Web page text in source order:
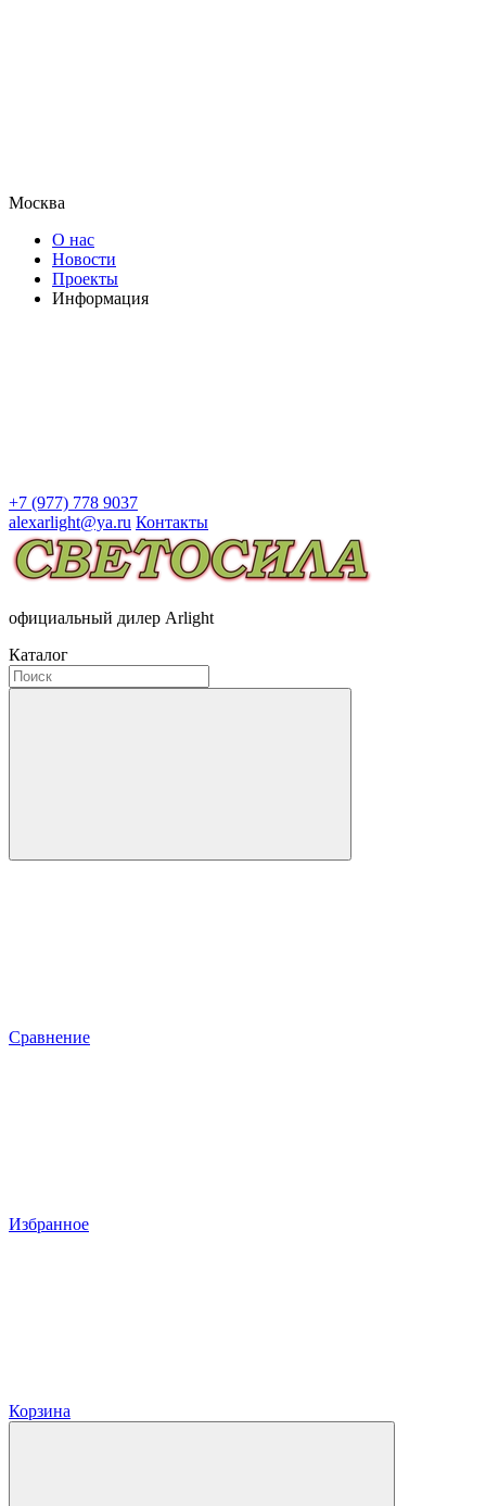
Москва
О нас
Новости
Проекты
Информация
+7 (977) 778 9037
alexarlight@ya.ru Контакты
официальный дилер Arlight
Каталог
Сравнение
Избранное
Корзина